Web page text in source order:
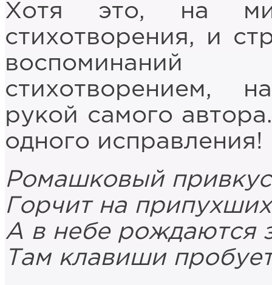
Хотя это, на
стихотворения, и
стихотворением,
рукой самого
одного исправления!
Ромашковый
Горчит на припухших
А в небе рождаются
Там клавиши